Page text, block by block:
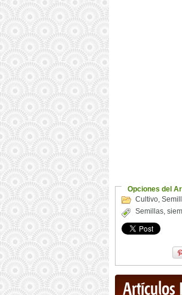
Opciones del
Cultivo,
Semillas,
Artículos